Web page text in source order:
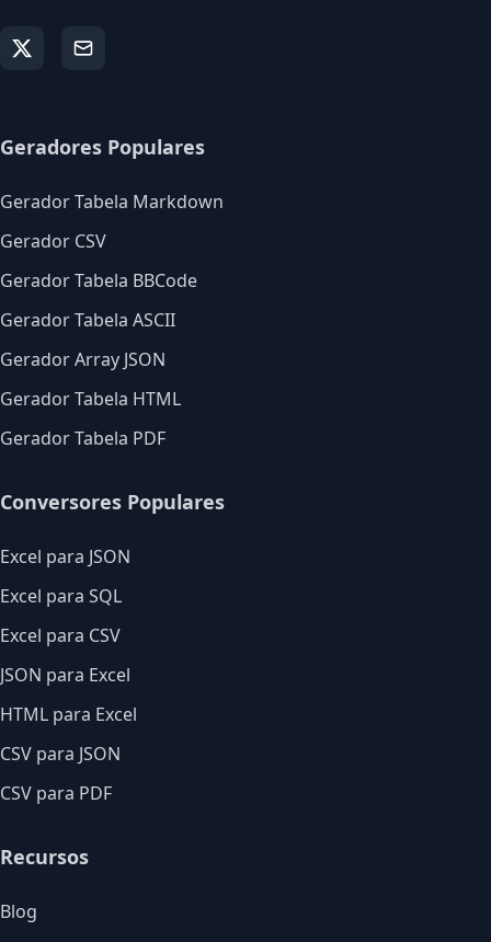
Geradores Populares
Gerador Tabela Markdown
Gerador CSV
Gerador Tabela BBCode
Gerador Tabela ASCII
Gerador Array JSON
Gerador Tabela HTML
Gerador Tabela PDF
Conversores Populares
Excel para JSON
Excel para SQL
Excel para CSV
JSON para Excel
HTML para Excel
CSV para JSON
CSV para PDF
Recursos
Blog